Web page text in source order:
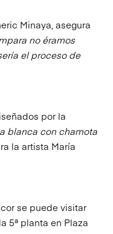
Minaya, asegura
no éramos
el proceso de
por la
blanca con chamota
la artista María
se puede visitar
5ª planta en Plaza